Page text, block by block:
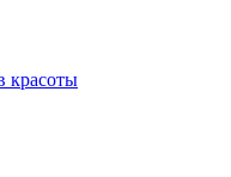
красоты